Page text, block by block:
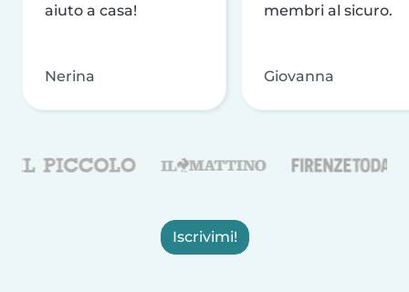
aiuto a casa!
Nerina
membri al sicuro.
Giovanna
Iscrivimi!